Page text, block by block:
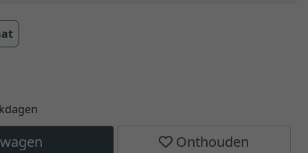
Onthouden